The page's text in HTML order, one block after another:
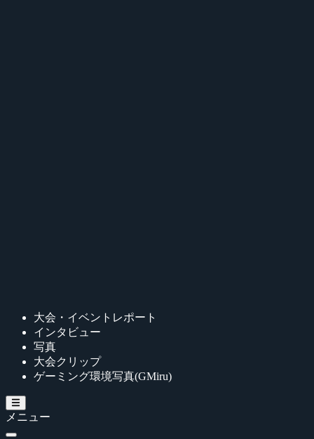
大会・イベントレポート
インタビュー
写真
大会クリップ
ゲーミング環境写真(GMiru)
メニュー